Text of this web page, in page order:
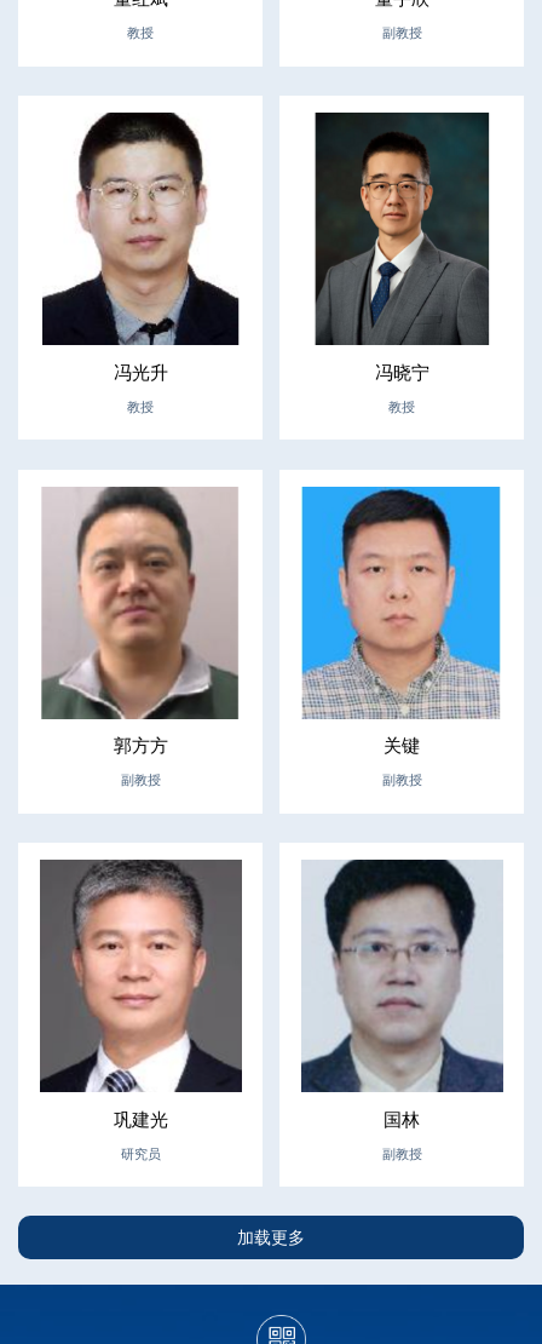
教授 副教授
冯光升
教授
冯晓宁
教授
郭方方
副教授
关键
副教授
巩建光
研究员
国林
副教授
加载更多